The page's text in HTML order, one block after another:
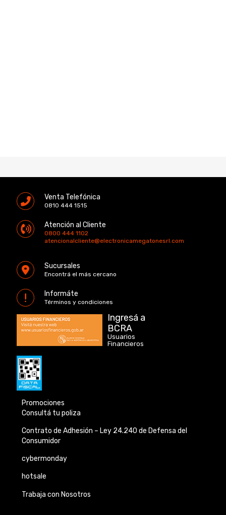
Venta Telefónica
0810 444 1515
Atención al Cliente
0800 444 1102
atencionalcliente@electronicamegatonesrl.com
Sucursales
Encontrá el más cercano
Informáte
Términos y condiciones
Ingresá a
BCRA
Usuarios
Financieros
Promociones
Consultá tu poliza
Contrato de Adhesión – Ley 24.240 de Defensa del
Consumidor
cybermonday
hotsale
Trabaja con Nosotros